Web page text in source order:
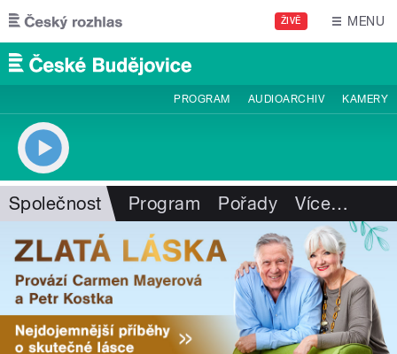
Přejít k hlavnímu obsahu
ŽIVĚ MENU
PROGRAM AUDIOARCHIV KAMERY
Společnost Program Pořady Více…